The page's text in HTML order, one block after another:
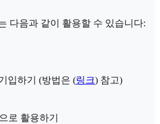
다음과 같이 활용할 수 있습니다:
입하기 (방법은 (링크) 참고)
로 활용하기